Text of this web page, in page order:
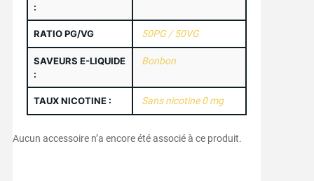
:
RATIO PG/VG 50PG / 50VG
SAVEURS E-LIQUIDE
:
Bonbon
TAUX NICOTINE : Sans nicotine 0 mg
Aucun accessoire n’a encore été associé à ce produit.